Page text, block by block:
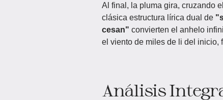
Al final, la pluma gira, cruzando
clásica estructura lírica dual de
cesan" convierten el anhelo
el viento de miles de li del inicio,
Análisis